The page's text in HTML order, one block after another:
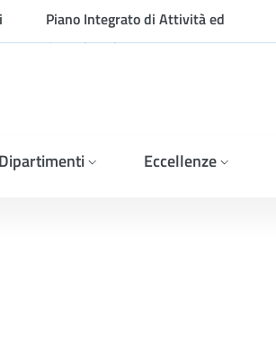
Piano Integrato di Attività ed
Organizzazione
Dipartimenti Eccellenze